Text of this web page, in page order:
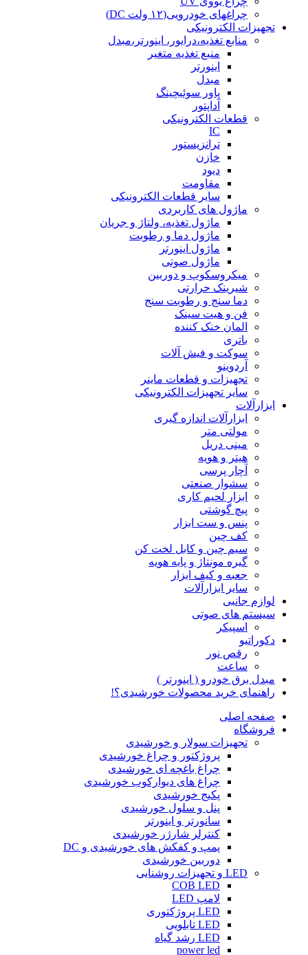
چراغهای خودرویی(۱۲ ولت DC)
تجهیزات الکترونیکی
منابع تغذیه،درایور، اینورتر،مبدل
منبع تغذیه متغیر
اینورتر
مبدل
پاور سوئیچینگ
آداپتور
قطعات الکترونیکی
IC
ترانزیستور
خازن
دیود
مقاومت
سایر قطعات الکترونیکی
ماژول های کاربردی
ماژول تغذیه، ولتاژ و جریان
ماژول دما و رطوبت
ماژول اینورتر
ماژول صوتی
میکروسکوپ و دوربین
شیرینک حرارتی
دما سنج و رطوبت سنج
فن و هیت سینک
المان خنک کننده
باتری
سوکت و فیش آلات
آردوینو
تجهیزات و قطعات ماینر
سایر تجهیزات الکترونیکی
ابزارآلات
ابزارآلات اندازه گیری
مولتی متر
مینی دریل
هیتر و هویه
آچار پرسی
سشوار صنعتی
ابزار لحیم کاری
پیچ گوشتی
پنس و ست ابزار
کف چین
سیم چین و کابل لخت کن
گیره مونتاژ و پایه هویه
جعبه و کیف ابزار
سایر ابزارآلات
لوازم جانبی
سیستم های صوتی
اسپیکر
دکوراتیو
رقص نور
ساعت
مبدل برق خودرو ( اینورتر )
راهنمای خرید محصولات خورشیدی؟!
صفحه اصلی
فروشگاه
تجهیزات سولار و خورشیدی
پروژکتور و چراغ خورشیدی
چراغ باغچه ای خورشیدی
چراغ های دیوارکوب خورشیدی
پکیج خورشیدی
پنل و سلول خورشیدی
سانورتر و اینورتر
کنترلر شارژر خورشیدی
پمپ و کفکش های خورشیدی و DC
دوربین خورشیدی
LED و تجهیزات روشنایی
COB LED
لامپ LED
LED پروژکتوری
LED تابلویی
LED رشد گیاه
power led